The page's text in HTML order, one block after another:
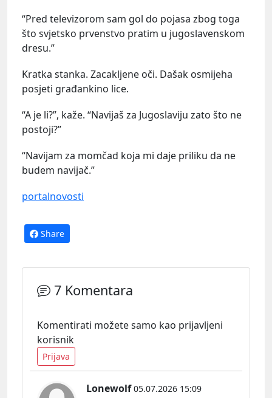
“Pred televizorom sam gol do pojasa zbog toga
što svjetsko prvenstvo pratim u jugoslavenskom
dresu.”
Kratka stanka. Zacakljene oči. Dašak osmijeha
posjeti građankino lice.
“A je li?”, kaže. “Navijaš za Jugoslaviju zato što ne
postoji?”
“Navijam za momčad koja mi daje priliku da ne
budem navijač.”
portalnovosti
Share
7 Komentara
Komentirati možete samo kao prijavljeni
korisnik
Prijava
Lonewolf 05.07.2026 15:09